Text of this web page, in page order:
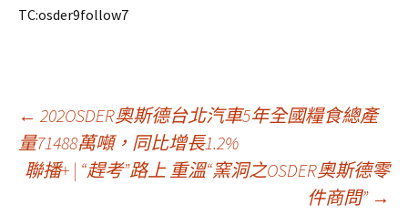
TC:osder9follow7
文
章
← 202OSDER奧斯德台北汽車5年全國糧食總產
量71488萬噸，同比增長1.2%
聯播+ | “趕考”路上 重溫“窯洞之OSDER奧斯德零
件商問” →